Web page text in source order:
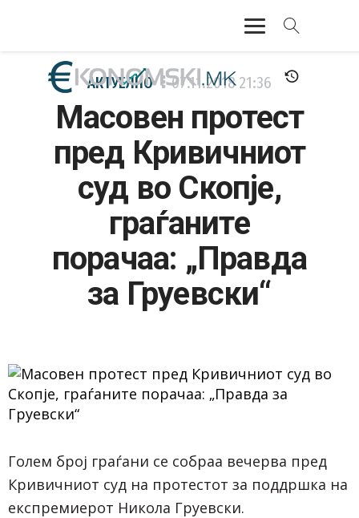
АКТУЕЛНО
ЕКОНОМИЈА
ФИНАНСИИ
БАНКАРСТВО
ЖИВОТ
МОЗАИК
АКТУЕЛНО 07.11.201821:36
Масовен протест
пред Кривичниот
суд во Скопје,
граѓаните
порачаа: „Правда
за Груевски“
Голем број граѓани се собраа вечерва пред
Кривичниот суд на протестот за поддршка на
експремиерот Никола Груевски.